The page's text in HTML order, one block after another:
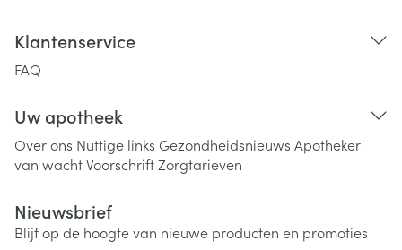
Klantenservice
FAQ
Uw apotheek
Over ons Nuttige links Gezondheidsnieuws Apotheker
van wachtVoorschriftZorgtarieven
Nieuwsbrief
Blijf op de hoogte van nieuwe producten en promoties